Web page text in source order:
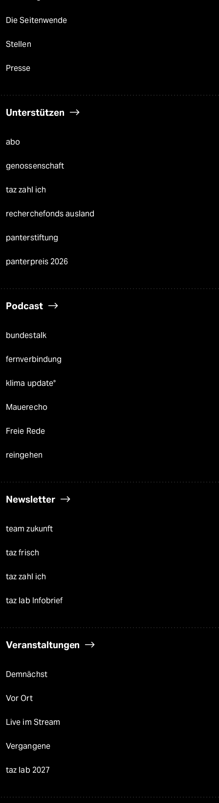
Die Seitenwende
Stellen
Presse
Unterstützen
abo
genossenschaft
taz zahl ich
recherchefonds ausland
panterstiftung
panterpreis 2026
Podcast
bundestalk
fernverbindung
klima update°
Mauerecho
Freie Rede
reingehen
Newsletter
team zukunft
taz frisch
taz zahl ich
taz lab Infobrief
Veranstaltungen
Demnächst
Vor Ort
Live im Stream
Vergangene
taz lab 2027